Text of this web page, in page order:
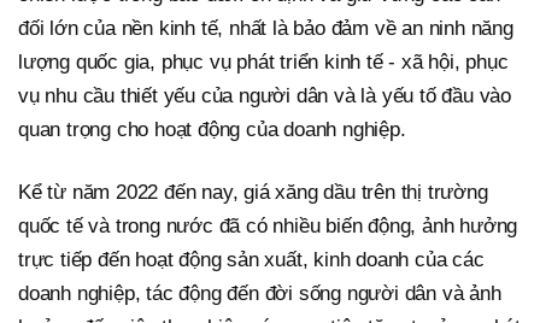
đối lớn của nền kinh tế, nhất là bảo đảm về an ninh năng
lượng quốc gia, phục vụ phát triển kinh tế - xã hội, phục
vụ nhu cầu thiết yếu của người dân và là yếu tố đầu vào
quan trọng cho hoạt động của doanh nghiệp.
Kể từ năm 2022 đến nay, giá xăng dầu trên thị trường
quốc tế và trong nước đã có nhiều biến động, ảnh hưởng
trực tiếp đến hoạt động sản xuất, kinh doanh của các
doanh nghiệp, tác động đến đời sống người dân và ảnh